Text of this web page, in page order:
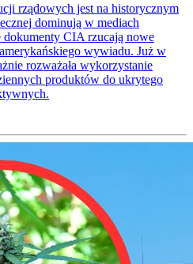
rządowych jest na historycznym
dominują w mediach
dokumenty CIA rzucają nowe
wywiadu. Już w
rozważała wykorzystanie
produktów do ukrytego